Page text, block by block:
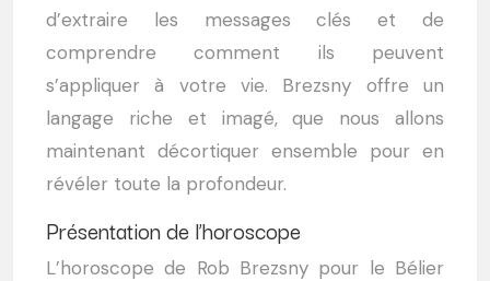
d’extraire les messages clés et de
comprendre comment ils peuvent
s’appliquer à votre vie. Brezsny offre un
langage riche et imagé, que nous allons
maintenant décortiquer ensemble pour en
révéler toute la profondeur.
Présentation de l’horoscope
L’horoscope de Rob Brezsny pour le Bélier